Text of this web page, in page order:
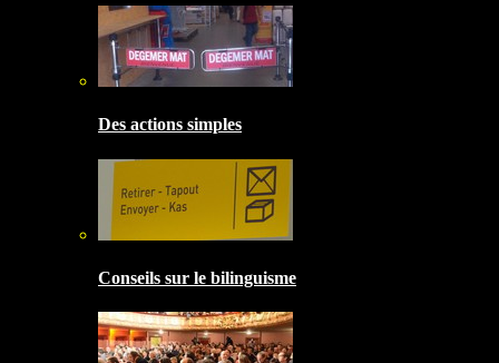
Des actions simples
Conseils sur le bilinguisme